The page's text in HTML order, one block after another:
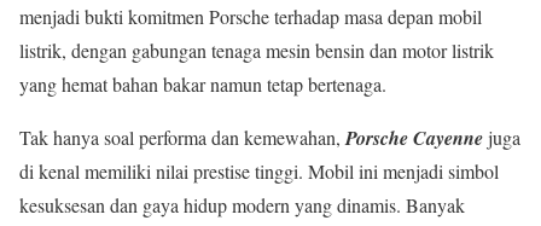
menjadi bukti komitmen Porsche terhadap masa depan mobil
listrik, dengan gabungan tenaga mesin bensin dan motor listrik
yang hemat bahan bakar namun tetap bertenaga.
Tak hanya soal performa dan kemewahan, Porsche Cayennejuga
di kenal memiliki nilai prestise tinggi. Mobil ini menjadi simbol
kesuksesan dan gaya hidup modern yang dinamis. Banyak